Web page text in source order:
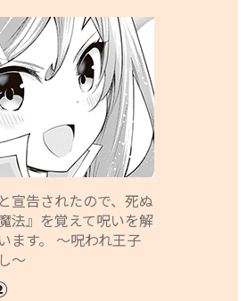
宣告されたので、死ぬ
法』を覚えて呪いを解
ます。 ～呪われ王子
～